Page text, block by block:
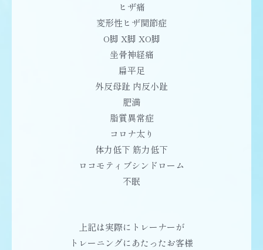
ヒザ痛
変形性ヒザ関節症
O脚 X脚 XO脚
坐骨神経痛
扁平足
外反母趾 内反小趾
肥満
脂質異常症
コロナ太り
体力低下 筋力低下
ロコモティブシンドローム
不眠
上記は実際にトレーナーが
トレーニングにあたったお客様